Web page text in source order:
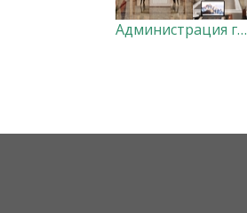
Администрация города Набережные Челны